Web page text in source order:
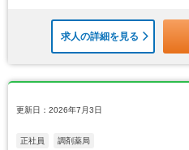
求人の詳細を見る
更新日：2026年7月3日
正社員 調剤薬局